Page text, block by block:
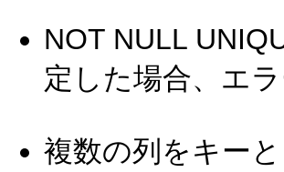
NOT NULL
定した場合、エ
複数の列をキー